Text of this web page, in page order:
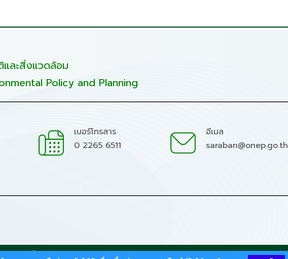
และสิ่งแวดล้อม
Policy and Planning
เบอร์โทรสาร
0 2265 6511
อีเมล
saraban@onep.go.th
าติและสิ่งแวดล้อม.